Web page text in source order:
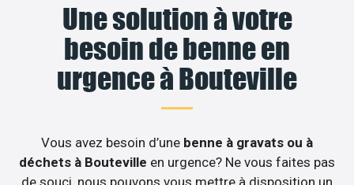
Une solution à votre
besoin de benne en
urgence à Bouteville
Vous avez besoin d’une benne à gravats ou à
déchets à Bouteville en urgence? Ne vous faites pas
de souci, nous pouvons vous mettre à disposition un